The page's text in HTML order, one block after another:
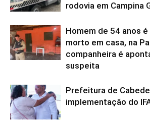
rodovia em Campina
Homem de 54 anos
morto em casa, na
companheira é
suspeita
Prefeitura de
implementação do